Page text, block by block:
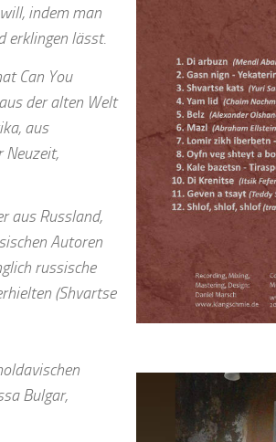
indem man
erklingen lässt.
Can You
der alten Welt
aus
Neuzeit,
aus Russland,
Autoren
russische
(Shvartse
Bulgar,